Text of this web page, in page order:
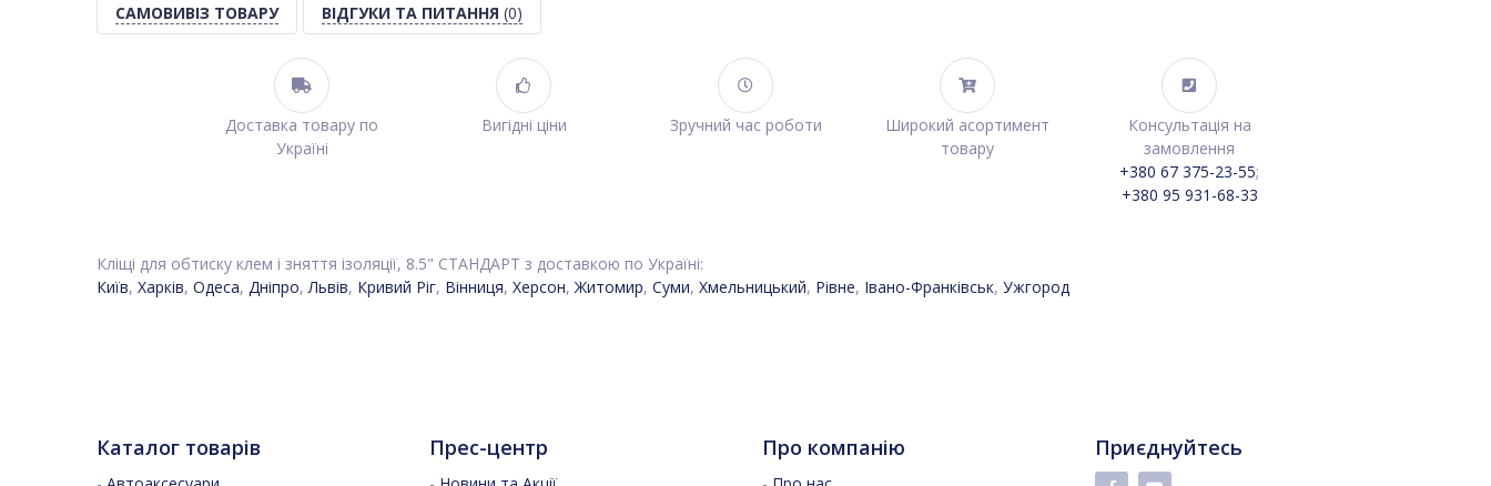
САМОВИВІЗ ТОВАРУ ВІДГУКИ ТА ПИТАННЯ (0)
Доставка товару по
Україні
Вигідні ціни Зручний час роботи
Широкий асортимент
товару
Консультація на
замовлення
+380 67 375-23-55;
+380 95 931-68-33
Кліщі для обтиску клем і зняття ізоляції, 8.5" СТАНДАРТ з доставкою по Україні:
Київ, Харків, Одеса, Дніпро, Львів, Кривий Ріг, Вінниця, Херсон, Житомир, Суми, Хмельницький, Рівне, Івано-Франківськ, Ужгород
Каталог товарів Прес-центр Про компанію Приєднуйтесь